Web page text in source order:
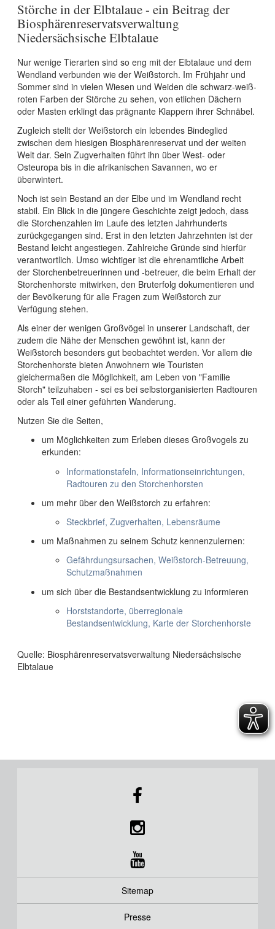
Störche in der Elbtalaue - ein Beitrag der
Biosphärenreservatsverwaltung
Niedersächsische Elbtalaue
Nur wenige Tierarten sind so eng mit der Elbtalaue und dem
Wendland verbunden wie der Weißstorch. Im Frühjahr und
Sommer sind in vielen Wiesen und Weiden die schwarz-weiß-
roten Farben der Störche zu sehen, von etlichen Dächern
oder Masten erklingt das prägnante Klappern ihrer Schnäbel.
Zugleich stellt der Weißstorch ein lebendes Bindeglied
zwischen dem hiesigen Biosphärenreservat und der weiten
Welt dar. Sein Zugverhalten führt ihn über West- oder
Osteuropa bis in die afrikanischen Savannen, wo er
überwintert.
Noch ist sein Bestand an der Elbe und im Wendland recht
stabil. Ein Blick in die jüngere Geschichte zeigt jedoch, dass
die Storchenzahlen im Laufe des letzten Jahrhunderts
zurückgegangen sind. Erst in den letzten Jahrzehnten ist der
Bestand leicht angestiegen. Zahlreiche Gründe sind hierfür
verantwortlich. Umso wichtiger ist die ehrenamtliche Arbeit
der Storchenbetreuerinnen und -betreuer, die beim Erhalt der
Storchenhorste mitwirken, den Bruterfolg dokumentieren und
der Bevölkerung für alle Fragen zum Weißstorch zur
Verfügung stehen.
Als einer der wenigen Großvögel in unserer Landschaft, der
zudem die Nähe der Menschen gewöhnt ist, kann der
Weißstorch besonders gut beobachtet werden. Vor allem die
Storchenhorste bieten Anwohnern wie Touristen
gleichermaßen die Möglichkeit, am Leben von "Familie
Storch" teilzuhaben - sei es bei selbstorganisierten Radtouren
oder als Teil einer geführten Wanderung.
Nutzen Sie die Seiten,
um Möglichkeiten zum Erleben dieses Großvogels zu
erkunden:
Informationstafeln, Informationseinrichtungen,
Radtouren zu den Storchenhorsten
um mehr über den Weißstorch zu erfahren:
Steckbrief, Zugverhalten, Lebensräume
um Maßnahmen zu seinem Schutz kennenzulernen:
Gefährdungsursachen, Weißstorch-Betreuung,
Schutzmaßnahmen
um sich über die Bestandsentwicklung zu informieren
Horststandorte, überregionale
Bestandsentwicklung, Karte der Storchenhorste
Quelle: Biosphärenreservatsverwaltung Niedersächsische
Elbtalaue
Sitemap
Presse